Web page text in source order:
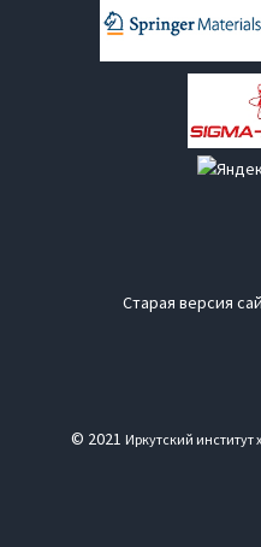
Старая версия
© 2021 Иркутский